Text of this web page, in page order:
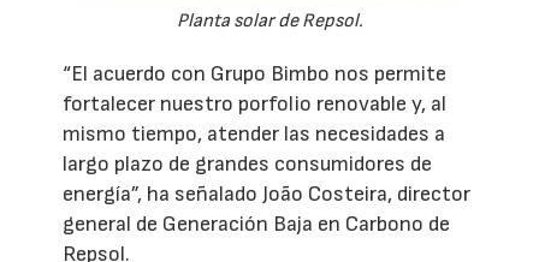
Planta solar de Repsol.
“El acuerdo con Grupo Bimbo nos permite
fortalecer nuestro porfolio renovable y, al
mismo tiempo, atender las necesidades a
largo plazo de grandes consumidores de
energía”, ha señalado João Costeira, director
general de Generación Baja en Carbono de
Repsol.